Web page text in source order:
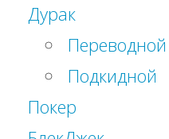
Дурак
Переводной
Подкидной
Покер